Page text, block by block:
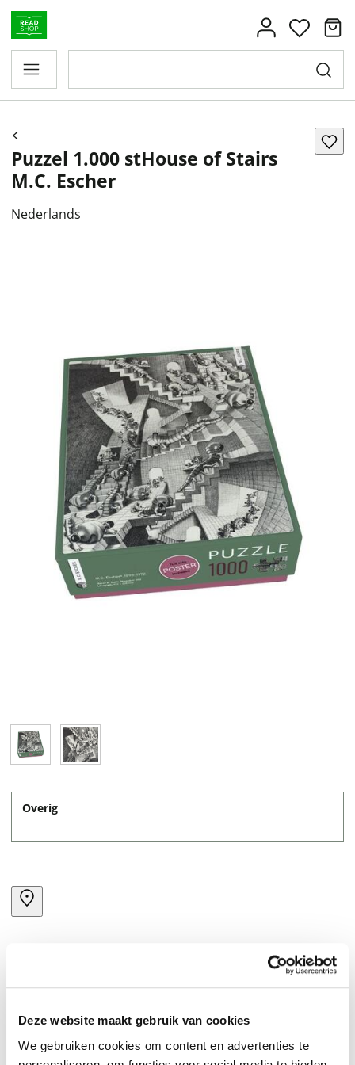
Deze website maakt gebruik van cookies
We gebruiken cookies om content en advertenties te
Puzzel 1.000 stHouse of Stairs
M.C. Escher
Nederlands
Overig
House of Stairs – Legpuzzel 1.000 stukjes van M.C.